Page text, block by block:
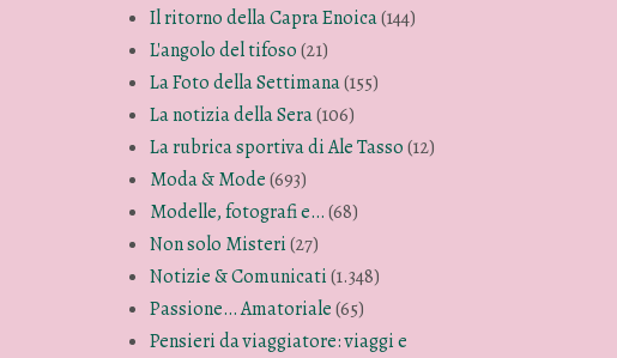
Il ritorno della Capra Enoica(144)
L'angolo del tifoso(21)
La Foto della Settimana(155)
La notizia della Sera(106)
La rubrica sportiva di Ale Tasso(12)
Moda & Mode(693)
Modelle, fotografi e…(68)
Non solo Misteri(27)
Notizie & Comunicati(1.348)
Passione… Amatoriale(65)
Pensieri da viaggiatore: viaggi e